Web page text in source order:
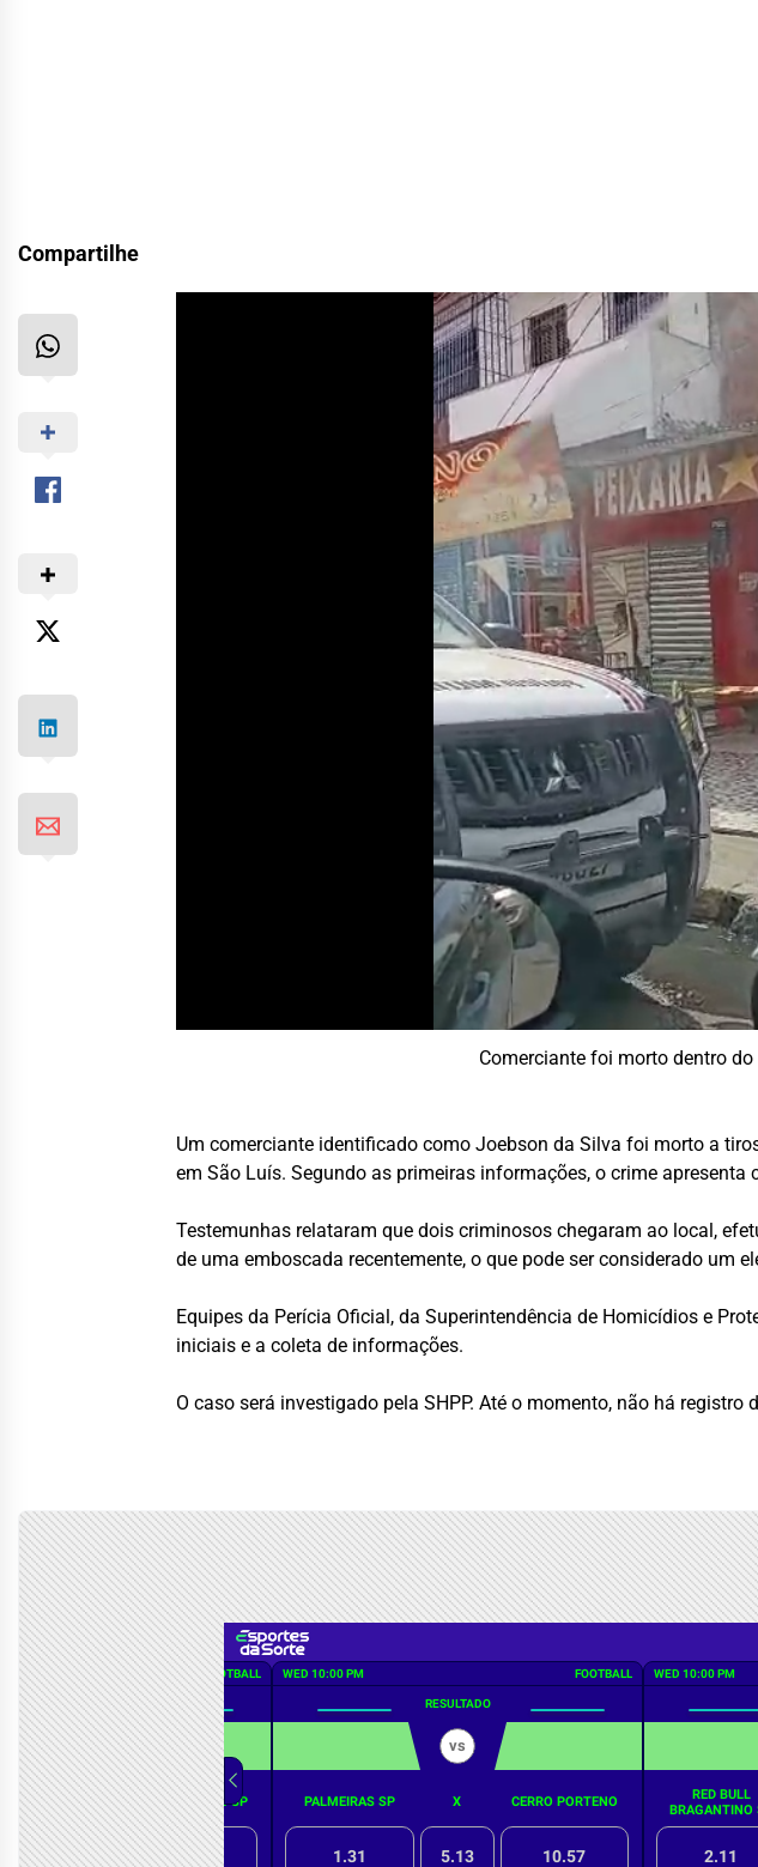
Compartilhe
Comerciante foi morto dentro
Um comerciante identificado como Joebson da Silva foi morto a
em São Luís. Segundo as primeiras informações, o crime apresenta
Testemunhas relataram que dois criminosos chegaram ao local,
de uma emboscada recentemente, o que pode ser considerado um
Equipes da Perícia Oficial, da Superintendência de Homicídios e
iniciais e a coleta de informações.
O caso será investigado pela SHPP. Até o momento, não há registro